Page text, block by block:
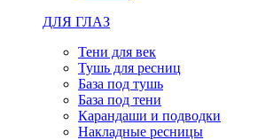
ДЛЯ ГЛАЗ
Тени для век
Тушь для ресниц
База под тушь
База под тени
Карандаши и подводки
Накладные ресницы